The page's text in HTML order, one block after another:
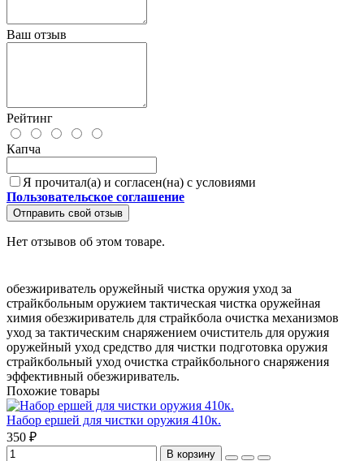
Ваш отзыв
Рейтинг
Капча
Я прочитал(а) и согласен(на) с условиями
Пользовательское соглашение
Отправить свой отзыв
Нет отзывов об этом товаре.
обезжириватель оружейный чистка оружия уход за
страйкбольным оружием тактическая чистка оружейная
химия обезжириватель для страйкбола очистка механизмов
уход за тактическим снаряжением очиститель для оружия
оружейный уход средство для чистки подготовка оружия
страйкбольный уход очистка страйкбольного снаряжения
эффективный обезжириватель.
Похожие товары
Набор ершей для чистки оружия 410к.
350 ₽
В корзину